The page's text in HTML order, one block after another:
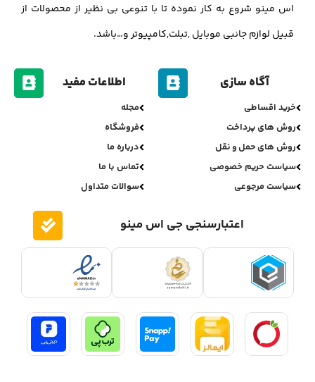
اس مینو شروع به کار نموده تا با تنوعی بی نظیر از محصولات از
قبیل لوازم جانبی موبایل ,تبلت,کامپیوتر و…باشد.
آگاه سازی
خرید اقساطی
روش های پرداخت
روش های حمل و نقل
سیاست حریم خصوصی
سیاست مرجوعی
اطلاعات مفید
مجله
فروشگاه
درباره ما
تماس با ما
سوالات متداول
اعتبارسنجی جی اس مینو